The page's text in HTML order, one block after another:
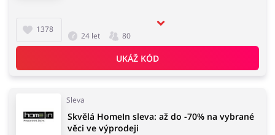
1378
24 let 80
UKÁŽ KÓD
Sleva
Skvělá HomeIn sleva: až do -70% na vybrané
věci ve výprodeji